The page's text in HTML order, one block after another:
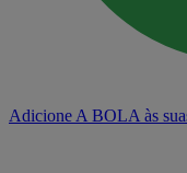
Adicione A BOLA às